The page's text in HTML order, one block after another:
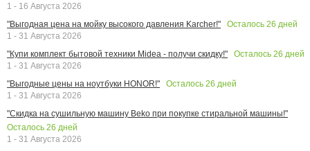
1 - 16 Августа 2026
"Выгодная цена на мойку высокого давления Karcher!"
Осталось 26 дней
1 - 31 Августа 2026
"Купи комплект бытовой техники Midea - получи скидку!"
Осталось 26 дней
1 - 31 Августа 2026
"Выгодные цены на ноутбуки HONOR!"
Осталось 26 дней
1 - 31 Августа 2026
"Скидка на сушильную машину Beko при покупке стиральной машины!"
Осталось 26 дней
1 - 31 Августа 2026